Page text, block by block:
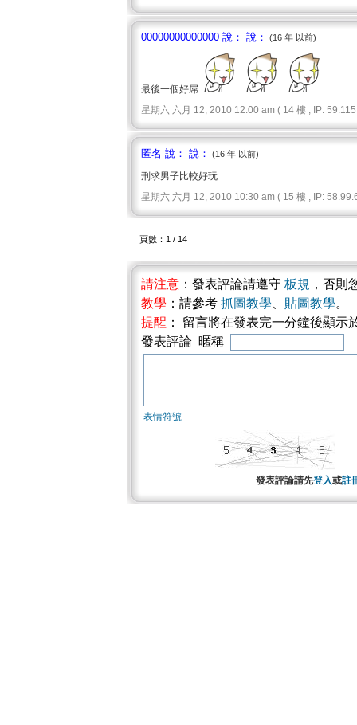
00000000000000 說： 說： (16 年 以前)
最後一個好屌
星期六 六月 12, 2010 12:00 am ( 14 樓 , IP:
匿名 說： 說： (16 年 以前)
刑求男子比較好玩
星期六 六月 12, 2010 10:30 am ( 15 樓 , IP:
頁數：1 / 14
請注意 ：發表評論請遵守 板規 ，否則
教學 ：請參考 抓圖教學 貼圖教學。
提醒 ： 留言將在發表完一分鐘後顯
發表評論 暱稱
表情符號
發表評論請先登入或註